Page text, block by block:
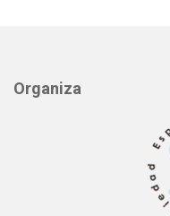
Organiza